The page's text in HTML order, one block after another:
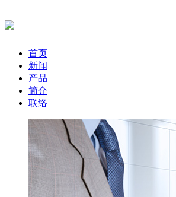
首页
新闻
产品
简介
联络